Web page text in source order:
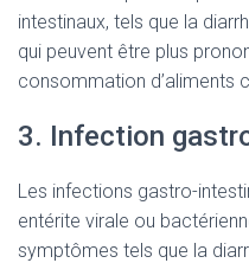
intestinaux, tels que la
qui peuvent être plus
consommation d’aliments
3. Infection
Les infections gastro-
entérite virale ou
symptômes tels que la